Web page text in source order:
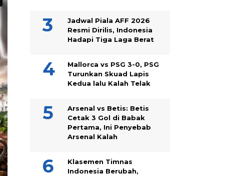
Jadwal Piala AFF 2026
Resmi Dirilis, Indonesia
Hadapi Tiga Laga Berat
Mallorca vs PSG 3-0, PSG
Turunkan Skuad Lapis
Kedua lalu Kalah Telak
Arsenal vs Betis: Betis
Cetak 3 Gol di Babak
Pertama, Ini Penyebab
Arsenal Kalah
Klasemen Timnas
Indonesia Berubah,